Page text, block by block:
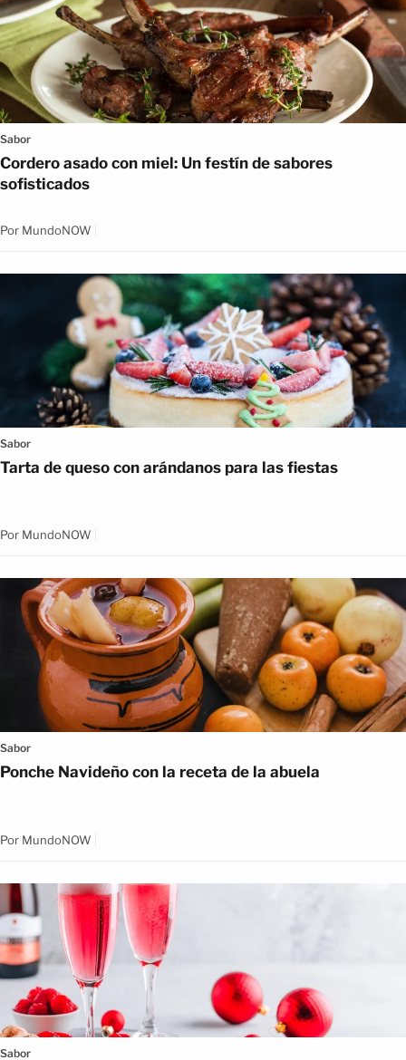
Sabor
Cordero asado con miel: Un festín de sabores
sofisticados
Por MundoNOW
Sabor
Tarta de queso con arándanos para las fiestas
Por MundoNOW
Sabor
Ponche Navideño con la receta de la abuela
Por MundoNOW
Sabor